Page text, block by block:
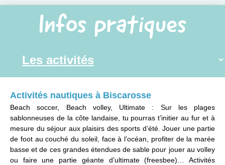
Infos pratiques
Activités nautiques à Biscarosse
Beach soccer, Beach volley, Ultimate : Sur les plages
sablonneuses de la côte landaise, tu pourras t’initier au fur et à
mesure du séjour aux plaisirs des sports d’été. Jouer une partie
de foot au couché du soleil, face à l’océan, profiter de la marée
basse et de ces grandes étendues de sable pour jouer au volley
ou faire une partie géante d’ultimate (freesbee)… Activités